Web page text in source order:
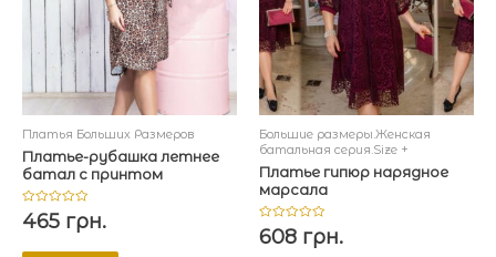
Платья Больших Размеров
Платье-рубашка летнее
батал с принтом
Оценка
0
465 грн.
Большие размеры.Женская
батальная серия.Size +
Платье гипюр нарядное
марсала
Оценка
0
608 грн.